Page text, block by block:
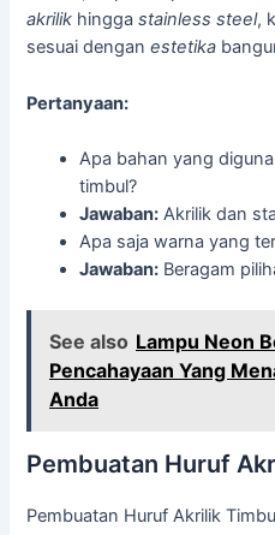
akrilik hinggastainless steel,
sesuai denganestetika
Pertanyaan:
Apa bahan yang
timbul?
Jawaban: Akrilik dan
Apa saja warna yang
Jawaban: Beragam
See also Lampu Neon
Pencahayaan Yang
Anda
Pembuatan Huruf
Pembuatan Huruf Akrilik